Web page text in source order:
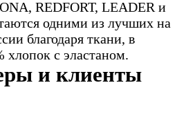
REDFORT, LEADER и
одними из лучших на
благодаря ткани, в
хлопок с эластаном.
и клиенты